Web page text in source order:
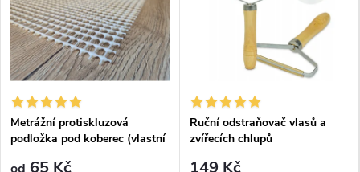
Metrážní protiskluzová
podložka pod koberec (vlastní
Ruční odstraňovač vlasů a
zvířecích chlupů